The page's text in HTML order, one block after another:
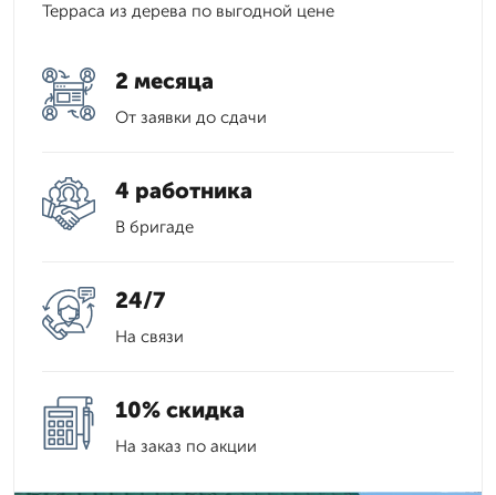
Терраса из дерева по выгодной цене
2 месяца
От заявки до сдачи
4 работника
В бригаде
24/7
На связи
10% скидка
На заказ по акции